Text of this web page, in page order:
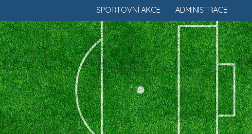
ADMINISTRACE
SPORTOVNÍ AKCE